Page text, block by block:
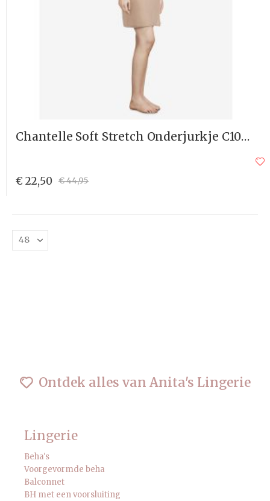
Chantelle Soft Stretch Onderjurkje C10610
€ 22,50 € 44,95
Ontdek alles van Anita's Lingerie
Lingerie
Beha's
Voorgevormde beha
Balconnet
BH met een voorsluiting